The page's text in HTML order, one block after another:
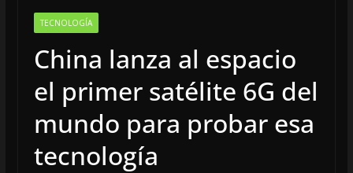
TECNOLOGÍA
China lanza al espacio
el primer satélite 6G del
mundo para probar esa
tecnología